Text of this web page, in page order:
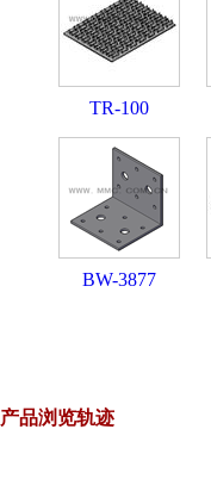
TR-100
BW-3877
产品浏览轨迹